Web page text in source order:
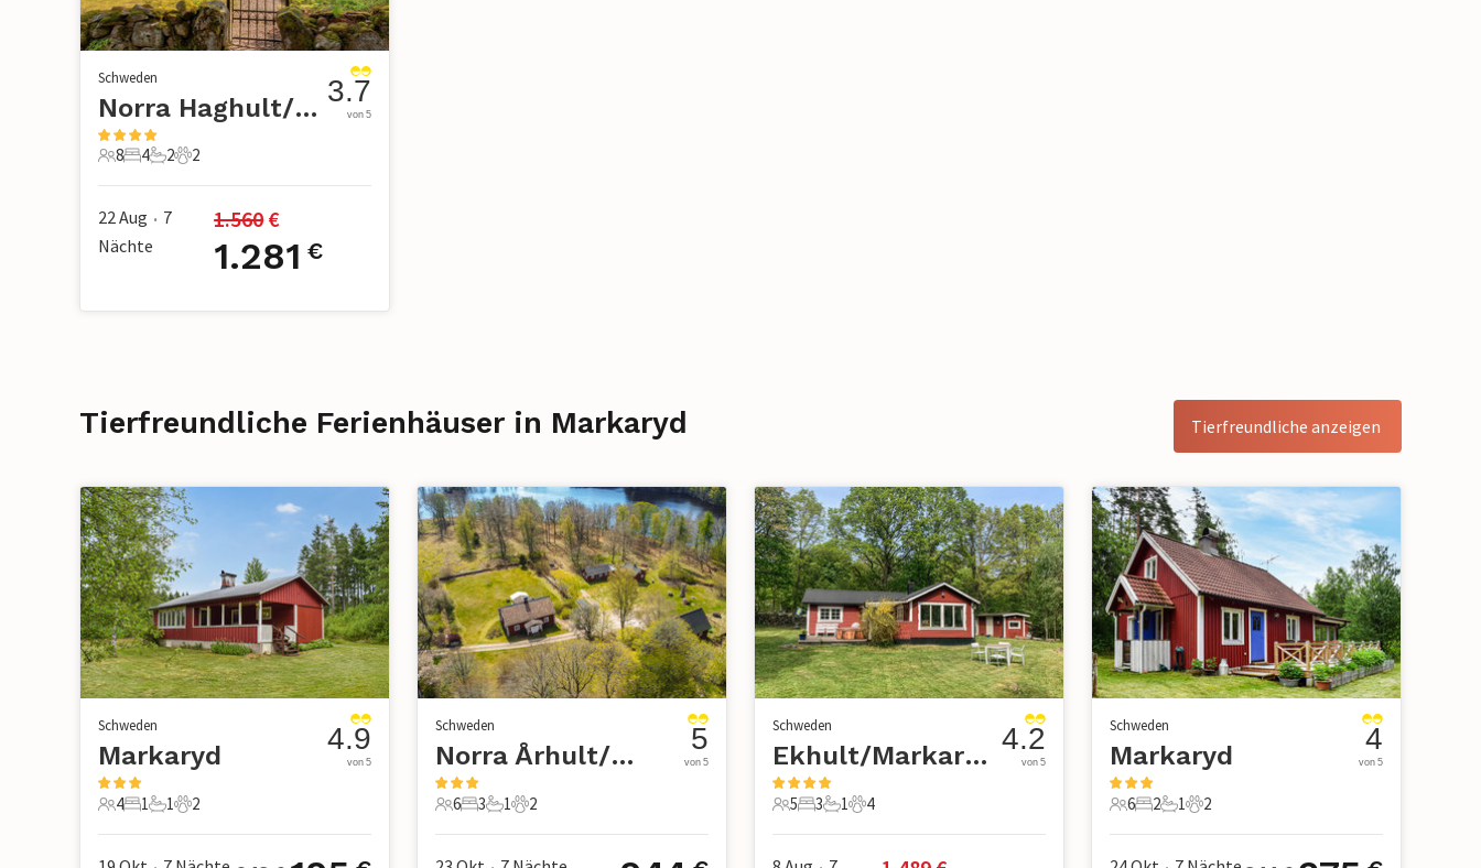
Schweden
Norra Haghult/Markaryd
8 Gäste
8
4 Schlafzimmer
4
2 Badezimmer
2
2 Haustiere
2
3.7
von 5
22 Aug • 7
Nächte
1.560 €
1.281 €
Tierfreundliche Ferienhäuser in Markaryd Tierfreundliche anzeigen
Schweden
Markaryd
4 Gäste
4
1 Schlafzimmer
1
1 Badezimmer
1
2 Haustiere
2
4.9
von 5
Schweden
Norra Århult/Markaryd
6 Gäste
6
3 Schlafzimmer
3
1 Badezimmer
1
2 Haustiere
2
5
von 5
Schweden
Ekhult/Markaryd
5 Gäste
5
3 Schlafzimmer
3
1 Badezimmer
1
4 Haustiere
4
4.2
von 5
Schweden
Markaryd
6 Gäste
6
2 Schlafzimmer
2
1 Badezimmer
1
2 Haustiere
2
4
von 5